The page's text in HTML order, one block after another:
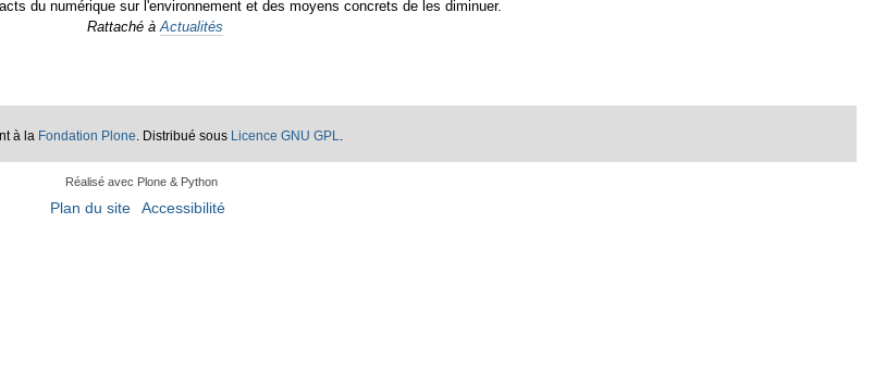
du numérique sur l'environnement et des moyens concrets de les diminuer.
Rattaché à Actualités
à la Fondation Plone. Distribué sous Licence GNU GPL.
Réalisé avec Plone & Python
Plan du site Accessibilité